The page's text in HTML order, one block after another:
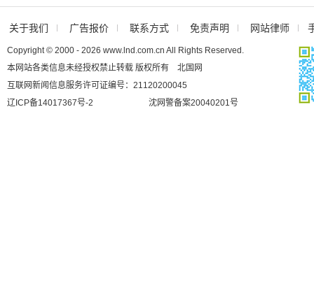
关于我们 广告报价 联系方式 免责声明 网站律师
Copyright © 2000 - 2026 www.lnd.com.cn All Rights Reserved.
本网站各类信息未经授权禁止转载 版权所有 北国网
互联网新闻信息服务许可证编号：21120200045
辽ICP备14017367号-2
沈网警备案20040201号